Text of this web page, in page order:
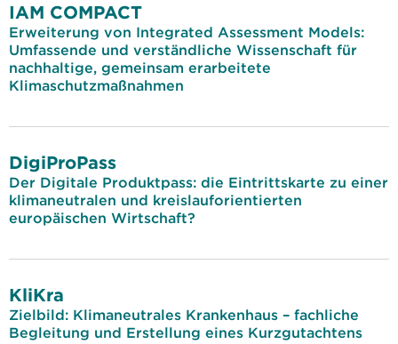
IAM COMPACT
Erweiterung von Integrated Assessment Models:
Umfassende und verständliche Wissenschaft für
nachhaltige, gemeinsam erarbeitete
Klimaschutzmaßnahmen
DigiProPass
Der Digitale Produktpass: die Eintrittskarte zu einer
klimaneutralen und kreislauforientierten
europäischen Wirtschaft?
KliKra
Zielbild: Klimaneutrales Krankenhaus – fachliche
Begleitung und Erstellung eines Kurzgutachtens